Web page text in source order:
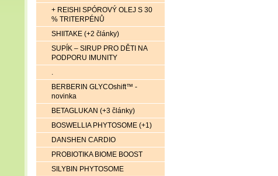
+ REISHI SPÓROVÝ OLEJ S 30
% TRITERPÉNŮ
SHIITAKE (+2 články)
SUPÍK – SIRUP PRO DĚTI NA
PODPORU IMUNITY
.
BERBERIN GLYCOshift™ -
novinka
BETAGLUKAN (+3 články)
BOSWELLIA PHYTOSOME (+1)
DANSHEN CARDIO
PROBIOTIKA BIOME BOOST
SILYBIN PHYTOSOME